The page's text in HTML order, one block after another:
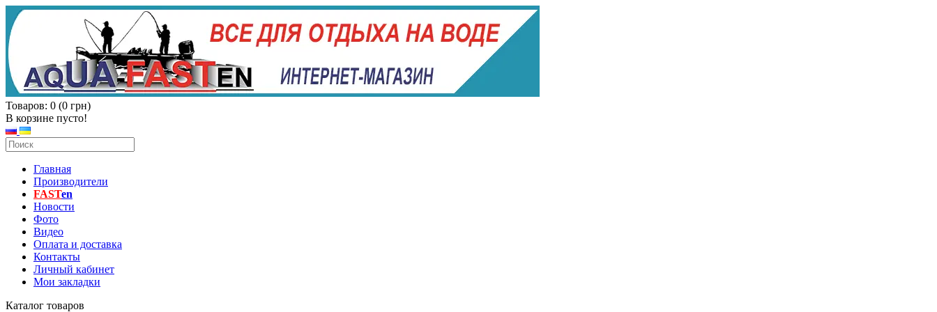
Товаров: 0 (0 грн)
В корзине пусто!
Главная
Производители
FASTen
Новости
Фото
Видео
Оплата и доставка
Контакты
Личный кабинет
Мои закладки
Каталог товаров